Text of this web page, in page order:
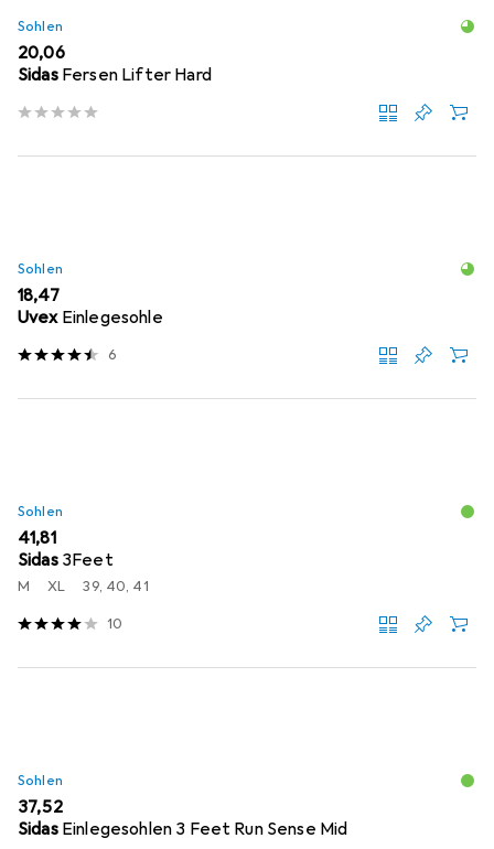
Sohlen
EUR
20,06
Sidas Fersen Lifter Hard
Sohlen
EUR
18,47
Uvex Einlegesohle
6
Sohlen
EUR
41,81
Sidas 3Feet
M XL 39, 40, 41
10
Sohlen
EUR
37,52
Sidas Einlegesohlen 3 Feet Run Sense Mid